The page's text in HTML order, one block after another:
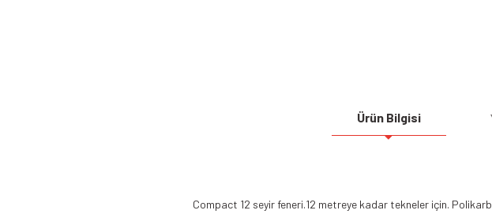
Ürün Bilgisi
Compact 12 seyir feneri.12 metreye kadar tekneler için.